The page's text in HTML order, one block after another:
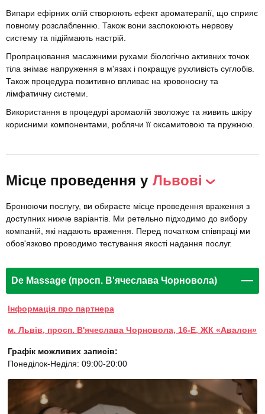
Випари ефірних олій створюють ефект ароматерапії, що сприяє
повному розслабленню. Також вони заспокоюють нервову
систему та підіймають настрій.
Пропрацювання масажними рухами біологічно активних точок
тіла знімає напруження в м'язах і покращує рухливість суглобів.
Також процедура позитивно впливає на кровоносну та
лімфатичну системи.
Використання в процедурі аромаолій зволожує та живить шкіру
корисними компонентами, роблячи її оксамитовою та пружною.
Місце проведення у Львові
Бронюючи послугу, ви обираєте місце проведення враження з
доступних нижче варіантів. Ми ретельно підходимо до вибору
компаній, які надають враження. Перед початком співпраці ми
обов'язково проводимо тестування якості надання послуг.
De Massage (просп. В'ячеслава Чорновола)
Інформація про партнера
м. Львів, просп. В'ячеслава Чорновола, 16-Е, ЖК «Авалон»
Графік можливих записів:
Понеділок-Неділя: 09:00-20:00